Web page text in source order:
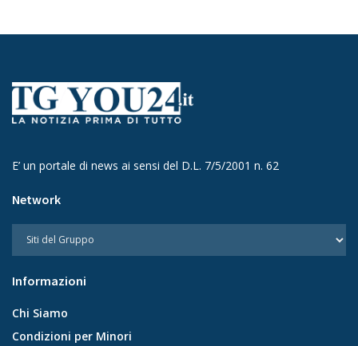
E’ un portale di news ai sensi del D.L. 7/5/2001 n. 62
Network
Informazioni
Chi Siamo
Condizioni per Minori